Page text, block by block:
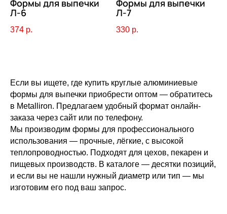
Формы для выпечки
Л-6
374 р.
Формы для выпечки
Л-7
330 р.
Если вы ищете, где купить круглые алюминиевые
формы для выпечки приобрести оптом — обратитесь
в Metalliron. Предлагаем удобный формат онлайн-
заказа через сайт или по телефону.
Мы производим формы для профессионального
использования — прочные, лёгкие, с высокой
теплопроводностью. Подходят для цехов, пекарен и
пищевых производств. В каталоге — десятки позиций,
и если вы не нашли нужный диаметр или тип — мы
изготовим его под ваш запрос.